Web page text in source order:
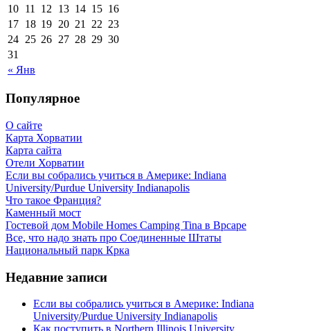
« Янв
10 11 12 13 14 15 16
17 18 19 20 21 22 23
24 25 26 27 28 29 30
31
Популярное
О сайте
Карта Хорватии
Карта сайта
Отели Хорватии
Если вы собрались учиться в Америке: Indiana
University/Purdue University Indianapolis
Что такое Франция?
Каменный мост
Гостевой дом Mobile Homes Camping Tina в Врсаре
Все, что надо знать про Соединенные Штаты
Национальный парк Крка
Недавние записи
Если вы собрались учиться в Америке: Indiana
University/Purdue University Indianapolis